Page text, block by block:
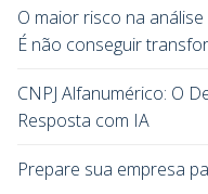
O maior risco na
É não conseguir
CNPJ Alfanumérico: O
Resposta com IA
Prepare sua empresa